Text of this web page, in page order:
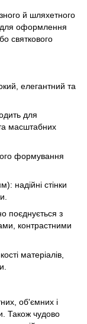
й шляхетного
для оформлення
святкового
елегантний та
для
масштабних
формування
надійні стінки
поєднується з
контрастними
матеріалів,
об'ємних і
Також чудово